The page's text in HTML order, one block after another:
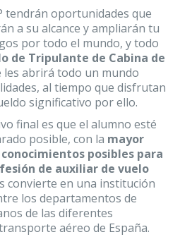
tendrán oportunidades que
a su alcance y ampliarán tu
por todo el mundo, y todo
de Tripulante de Cabina de
abrirá todo un mundo
al tiempo que disfrutan
significativo por ello.
final es que el alumno esté
posible, con la mayor
posibles para
de auxiliar de vuelo
convierte en una institución
los departamentos de
de las diferentes
aéreo de España.